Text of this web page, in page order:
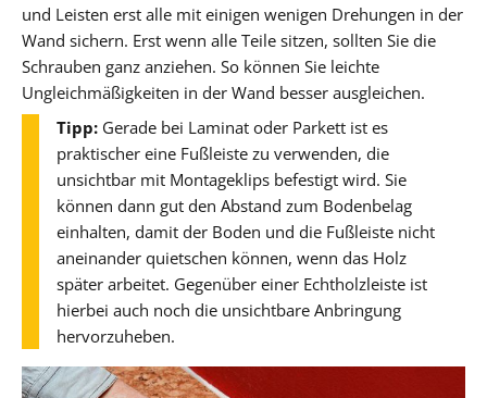
und Leisten erst alle mit einigen wenigen Drehungen in der
Wand sichern. Erst wenn alle Teile sitzen, sollten Sie die
Schrauben ganz anziehen. So können Sie leichte
Ungleichmäßigkeiten in der Wand besser ausgleichen.
Tipp: Gerade bei Laminat oder Parkett ist es
praktischer eine Fußleiste zu verwenden, die
unsichtbar mit Montageklips befestigt wird. Sie
können dann gut den Abstand zum Bodenbelag
einhalten, damit der Boden und die Fußleiste nicht
aneinander quietschen können, wenn das Holz
später arbeitet. Gegenüber einer Echtholzleiste ist
hierbei auch noch die unsichtbare Anbringung
hervorzuheben.